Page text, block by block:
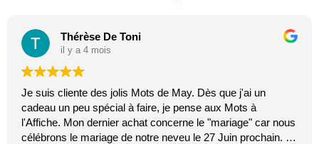
Thérèse De Toni
il y a 4 mois
Je suis cliente des jolis Mots de May. Dès que j'ai un
cadeau un peu spécial à faire, je pense aux Mots à
l'Affiche. Mon dernier achat concerne le "mariage" car nous
célébrons le mariage de notre neveu le 27 Juin prochain. Je